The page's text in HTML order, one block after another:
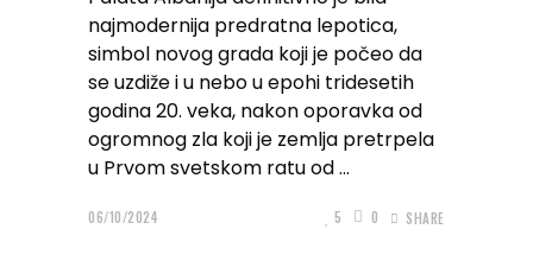
najmodernija predratna lepotica,
simbol novog grada koji je počeo da
se uzdiže i u nebo u epohi tridesetih
godina 20. veka, nakon oporavka od
ogromnog zla koji je zemlja pretrpela
u Prvom svetskom ratu od
06/10/2024 5 0 SHARE